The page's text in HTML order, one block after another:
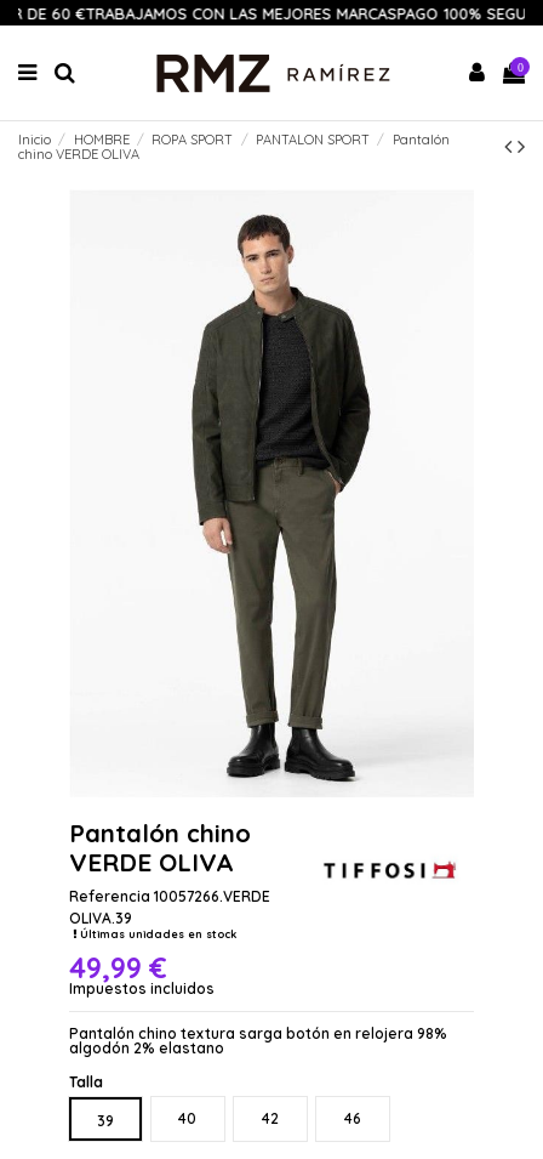
DE 60 €TRABAJAMOS CON LAS MEJORES MARCASPAGO 100% SEGURO
0
Inicio HOMBRE ROPA SPORT PANTALON SPORT
Pantalón
chino VERDE OLIVA
Pantalón chino
VERDE OLIVA
Referencia 10057266.VERDE
OLIVA.39
Últimas unidades en stock
49,99 €
Impuestos incluidos
Pantalón chino textura sarga botón en relojera 98%
algodón 2% elastano
Talla
39 40 42 46